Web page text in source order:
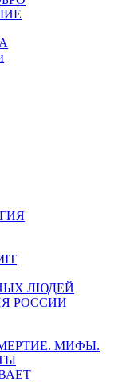
ЛЮДЕЙ
РОССИИ
МИФЫ.